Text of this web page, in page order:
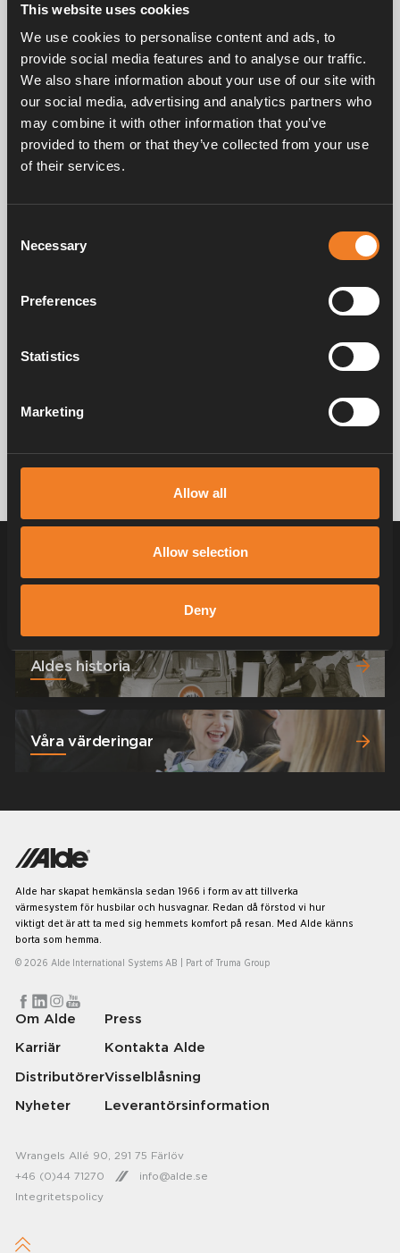
This website uses cookies
We use cookies to personalise content and ads, to
provide social media features and to analyse our traffic.
We also share information about your use of our site with
our social media, advertising and analytics partners who
may combine it with other information that you’ve
provided to them or that they’ve collected from your use
of their services.
Selection
Necessary
Preferences
Statistics
Marketing
Allow all
Allow selection
Deny
Lediga jobb
Har vi inga lediga tjänster som passar dig just
Om Alde
Aldes historia
Våra värderingar
Alde har skapat hemkänsla sedan 1966 i form av att tillverka
värmesystem för husbilar och husvagnar. Redan då förstod vi hur
viktigt det är att ta med sig hemmets komfort på resan. Med Alde känns
borta som hemma.
© 2026 Alde International Systems AB | Part of Truma Group
Om Alde
Karriär
Distributörer
Nyheter
Press
Kontakta Alde
Visselblåsning
Leverantörsinformation
Integritetspolicy
Wrangels Allé 90, 291 75 Färlöv
+46 (0)44 71270
info@alde.se